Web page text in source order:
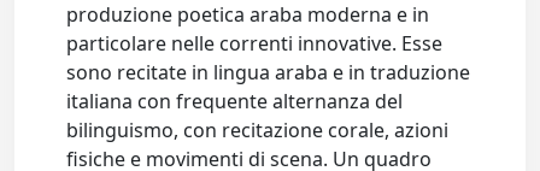
produzione poetica araba moderna e in
particolare nelle correnti innovative. Esse
sono recitate in lingua araba e in traduzione
italiana con frequente alternanza del
bilinguismo, con recitazione corale, azioni
fisiche e movimenti di scena. Un quadro